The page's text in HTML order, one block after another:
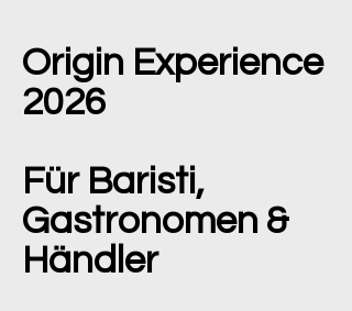
Origin Experience
2026
Für Baristi,
Gastronomen &
Händler